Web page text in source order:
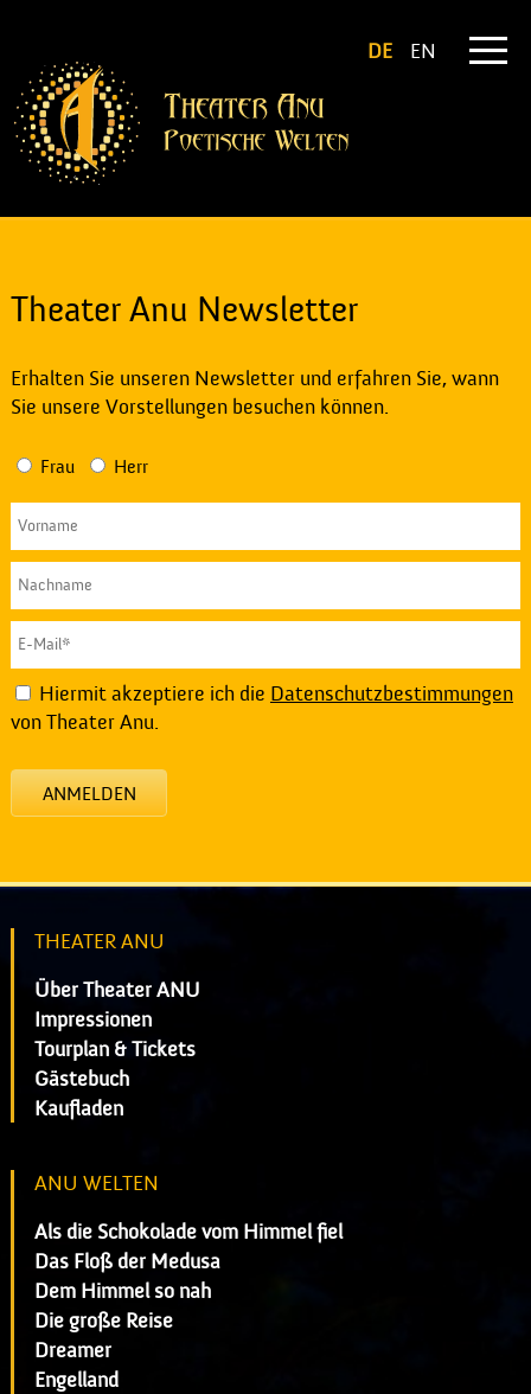
DE EN
Theater Anu Newsletter
Erhalten Sie unseren Newsletter und erfahren Sie, wann
Sie unsere Vorstellungen besuchen können.
Frau Herr
Hiermit akzeptiere ich die Datenschutzbestimmungen
von Theater Anu.
ANMELDEN
THEATER ANU
Über Theater ANU
Impressionen
Tourplan & Tickets
Gästebuch
Kaufladen
ANU WELTEN
Als die Schokolade vom Himmel fiel
Das Floß der Medusa
Dem Himmel so nah
Die große Reise
Dreamer
Engelland